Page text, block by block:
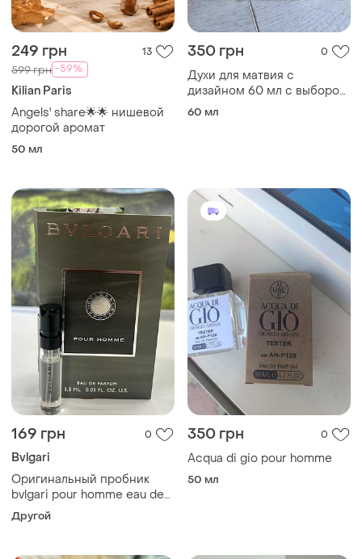
249 грн 13
599 грн -59%
Kilian Paris
Angels' share🌟🌟 нишевой
дорогой аромат
50 мл
350 грн 0
Духи для матвия с
дизайном 60 мл с выбором
аромата, подарочных
60 мл
169 грн 0
Bvlgari
Оригинальный пробник
bvlgari pour homme eau de
parfum
Другой
350 грн 0
Acqua di gio pour homme
50 мл